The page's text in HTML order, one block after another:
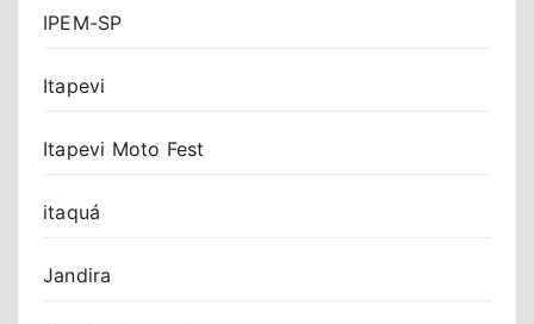
IPEM-SP
Itapevi
Itapevi Moto Fest
itaquá
Jandira